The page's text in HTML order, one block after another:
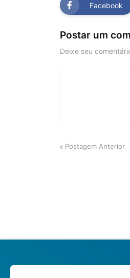
Facebook
Postar um
Deixe seu
Postagem Anterior